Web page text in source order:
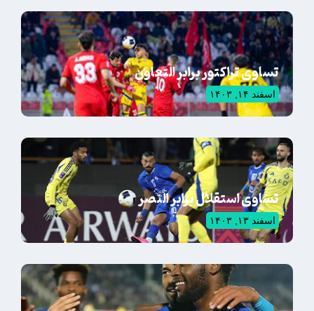
تساوی تراکتور برابر التعاون
اسفند ۱۴, ۱۴۰۳
تساوی استقلال برابر النصر
اسفند ۱۳, ۱۴۰۳